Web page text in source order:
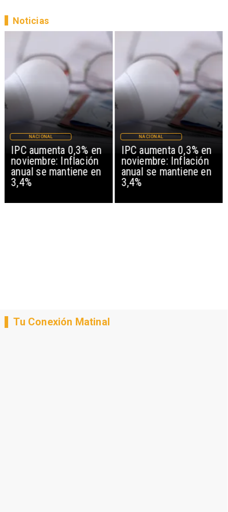
IPC aumenta 0,3% en
noviembre: Inflación
anual se mantiene en
3,4%
NACIONAL
IPC aumenta 0,3% en
noviembre: Inflación
anual se mantiene en
3,4%
NACIONAL
Noticias
Tu Conexión Matinal